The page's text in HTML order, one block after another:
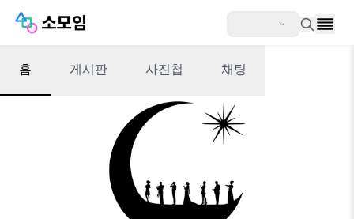
홈 게시판 사진첩 채팅